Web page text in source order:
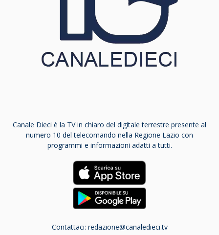
Canale Dieci è la TV in chiaro del digitale terrestre presente al
numero 10 del telecomando nella Regione Lazio con
programmi e informazioni adatti a tutti.
Contattaci: redazione@canaledieci.tv